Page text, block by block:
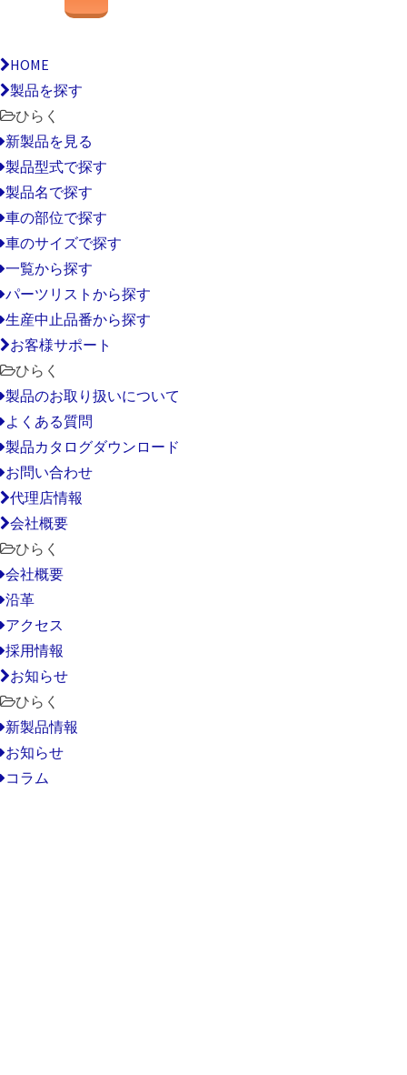
HOME
製品を探す
ひらく
新製品を見る
製品型式で探す
製品名で探す
車の部位で探す
車のサイズで探す
一覧から探す
パーツリストから探す
生産中止品番から探す
お客様サポート
ひらく
製品のお取り扱いについて
よくある質問
製品カタログダウンロード
お問い合わせ
代理店情報
会社概要
ひらく
会社概要
沿革
アクセス
採用情報
お知らせ
ひらく
新製品情報
お知らせ
コラム